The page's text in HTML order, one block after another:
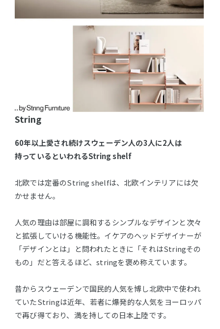
String
60年以上愛され続けスウェーデン人の3人に2人は
持っているといわれるString shelf
北欧では定番のString shelfは、北欧インテリアには欠
かせません。
人気の理由は部屋に調和するシンプルなデザインと次々
と拡張していける機能性。イケアのヘッドデザイナーが
「デザインとは」と問われたときに「それはStringその
もの」だと答えるほど、stringを褒め称えています。
昔からスウェーデンで国民的人気を博し北欧中で使われ
ていたStringは近年、若者に爆発的な人気をヨーロッパ
で再び得ており、満を持しての日本上陸です。